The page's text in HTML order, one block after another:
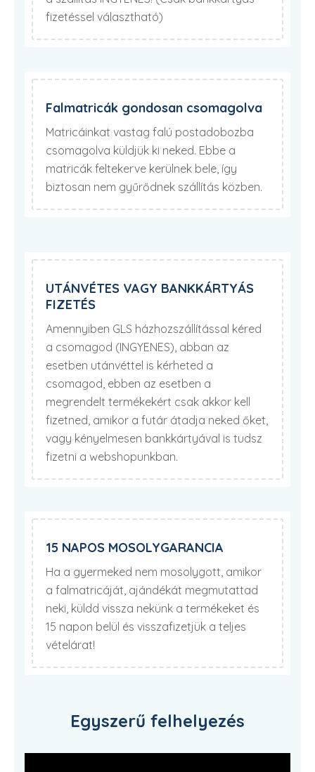
fizetéssel választható)
Falmatricák gondosan csomagolva
Matricáinkat vastag falú postadobozba
csomagolva küldjük ki neked. Ebbe a
matricák feltekerve kerülnek bele, így
biztosan nem gyűrődnek szállítás közben.
UTÁNVÉTES VAGY BANKKÁRTYÁS
FIZETÉS
Amennyiben GLS házhozszállítással kéred
a csomagod (INGYENES), abban az
esetben utánvéttel is kérheted a
csomagod, ebben az esetben a
megrendelt termékekért csak akkor kell
fizetned, amikor a futár átadja neked őket,
vagy kényelmesen bankkártyával is tudsz
fizetni a webshopunkban.
15 NAPOS MOSOLYGARANCIA
Ha a gyermeked nem mosolygott, amikor
a falmatricáját, ajándékát megmutattad
neki, küldd vissza nekünk a termékeket és
15 napon belül és visszafizetjük a teljes
vételárat!
Egyszerű felhelyezés